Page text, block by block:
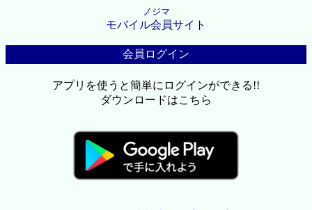
ノジマ
モバイル会員サイト
会員ログイン
アプリを使うと簡単にログインができる!!
ダウンロードはこちら